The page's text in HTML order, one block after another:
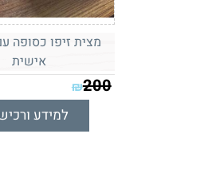
מצית זיפו כסופה
אישית
₪200
למידע